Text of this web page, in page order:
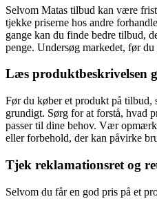
Selvom Matas tilbud kan være
tjekke priserne hos andre
gange kan du finde bedre tilbud,
penge. Undersøg markedet, før
Læs produktbeskrivelsen
Før du køber et produkt på tilbud,
grundigt. Sørg for at forstå, hvad
passer til dine behov. Vær
eller forbehold, der kan påvirke
Tjek reklamationsret og
Selvom du får en god pris på et